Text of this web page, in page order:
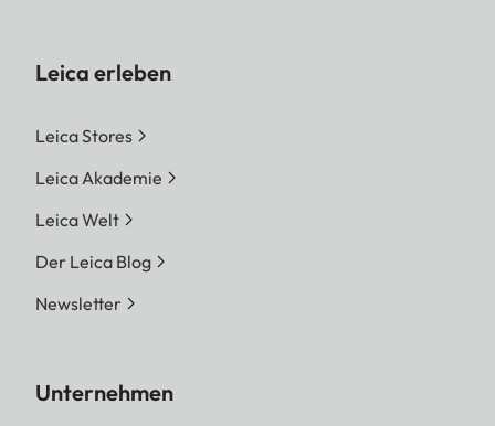
Leica erleben
Leica Stores
Leica Akademie
Leica Welt
Der Leica Blog
Newsletter
Unternehmen